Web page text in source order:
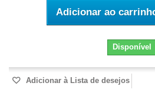
Adicionar ao
Disponível
Adicionar à Lista de desejos